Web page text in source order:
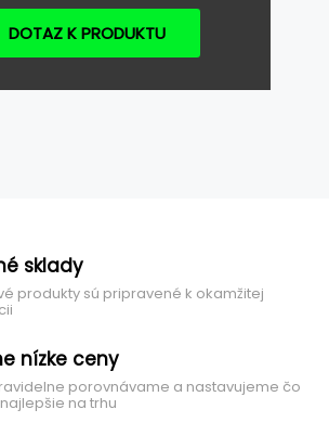
DOTAZ K PRODUKTU
sklady
produkty sú pripravené k okamžitej
nízke ceny
porovnávame a nastavujeme čo
na trhu